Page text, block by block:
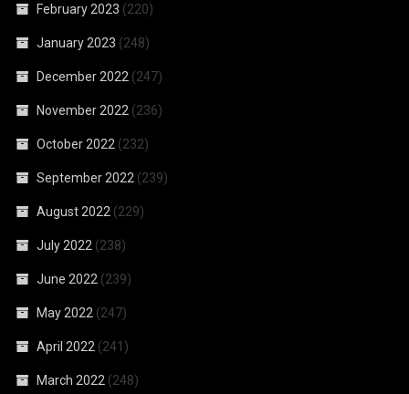
February 2023 (220)
January 2023 (248)
December 2022 (247)
November 2022 (236)
October 2022 (232)
September 2022 (239)
August 2022 (229)
July 2022 (238)
June 2022 (239)
May 2022 (247)
April 2022 (241)
March 2022 (248)